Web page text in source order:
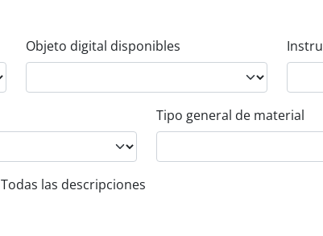
Objeto digital disponibles
Tipo general de material
Todas las descripciones